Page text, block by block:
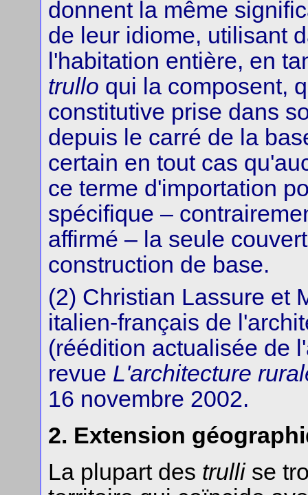
donnent la même
de leur idiome, utilisant
l'habitation entière, en
trullo qui la composent,
constitutive prise dans
depuis le carré de la
certain en tout cas
ce terme d'importation
spécifique –
affirmé – la seule
construction de base.
(2) Christian Lassure et
italien-français de
(réédition actualisée de
revue L'architecture
16 novembre 2002.
2. Extension
La plupart des trullise